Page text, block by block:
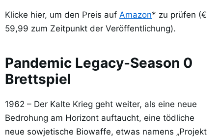
Klicke hier, um den Preis auf Amazon* zu prüfen (€
59,99 zum Zeitpunkt der Veröffentlichung).
Pandemic Legacy-Season 0
Brettspiel
1962 – Der Kalte Krieg geht weiter, als eine neue
Bedrohung am Horizont auftaucht, eine tödliche
neue sowjetische Biowaffe, etwas namens „Projekt